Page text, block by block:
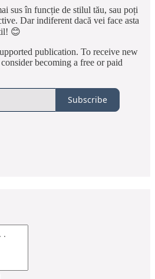
sus în funcție de stilul tău, sau poți
Dar indiferent dacă vei face asta
😊
publication. To receive new
becoming a free or paid
Subscribe